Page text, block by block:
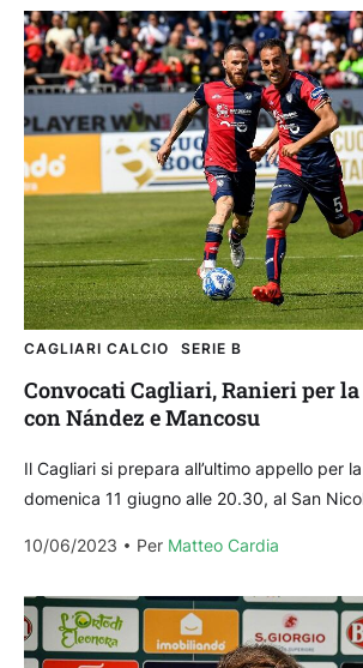
CAGLIARI CALCIO SERIE B
Convocati Cagliari, Ranieri per
con Nández e Mancosu
Il Cagliari si prepara all’ultimo appello per
domenica 11 giugno alle 20.30, al San
10/06/2023
Per Matteo Cardia